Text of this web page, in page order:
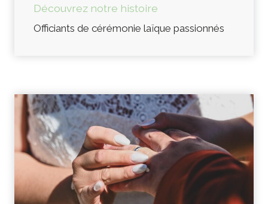
Découvrez notre histoire
Officiants de cérémonie laïque passionnés